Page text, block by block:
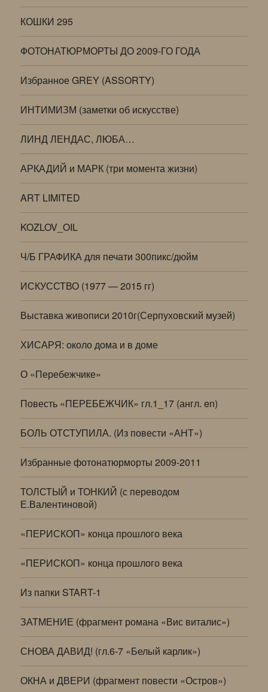
КОШКИ 295
ФОТОНАТЮРМОРТЫ ДО 2009-ГО ГОДА
Избранное GREY (ASSORTY)
ИНТИМИЗМ (заметки об искусстве)
ЛИНД ЛЕНДАС, ЛЮБА…
АРКАДИЙ и МАРК (три момента жизни)
ART LIMITED
KOZLOV_OIL
Ч/Б ГРАФИКА для печати 300пикс/дюйм
ИСКУССТВО (1977 — 2015 гг)
Выставка живописи 2010г(Серпуховский музей)
ХИСАРЯ: около дома и в доме
О «Перебежчике»
Повесть «ПЕРЕБЕЖЧИК» гл.1_17 (англ. en)
БОЛЬ ОТСТУПИЛА. (Из повести «АНТ»)
Избранные фотонатюрморты 2009-2011
ТОЛСТЫЙ и ТОНКИЙ (с переводом
Е.Валентиновой)
«ПЕРИСКОП» конца прошлого века
«ПЕРИСКОП» конца прошлого века
Из папки START-1
ЗАТМЕНИЕ (фрагмент романа «Вис виталис»)
СНОВА ДАВИД! (гл.6-7 «Белый карлик»)
ОКНА и ДВЕРИ (фрагмент повести «Остров»)